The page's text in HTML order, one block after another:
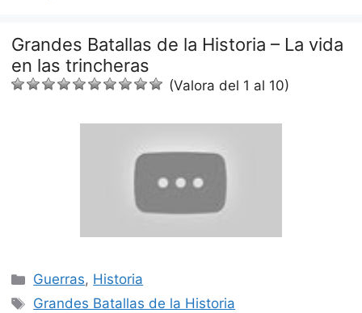
Grandes Batallas de la Historia – La vida
en las trincheras
(Valora del 1 al 10)
Categorías
Guerras, Historia
Etiquetas
Grandes Batallas de la Historia